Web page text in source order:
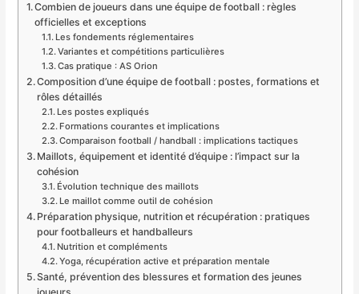
Combien de joueurs dans une équipe de football : règles
officielles et exceptions
Les fondements réglementaires
Variantes et compétitions particulières
Cas pratique : AS Orion
Composition d’une équipe de football : postes, formations et
rôles détaillés
Les postes expliqués
Formations courantes et implications
Comparaison football / handball : implications tactiques
Maillots, équipement et identité d’équipe : l’impact sur la
cohésion
Évolution technique des maillots
Le maillot comme outil de cohésion
Préparation physique, nutrition et récupération : pratiques
pour footballeurs et handballeurs
Nutrition et compléments
Yoga, récupération active et préparation mentale
Santé, prévention des blessures et formation des jeunes